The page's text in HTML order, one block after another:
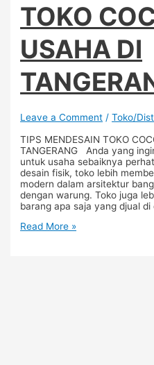
TOKO
USAHA DI
Leave a Comment /Toko/
TIPS MENDESAIN TOKO
TANGERANG Anda yang
untuk usaha sebaiknya
desain fisik, toko lebih
modern dalam arsitektur
dengan warung. Toko juga
barang apa saja yang djual
Read More »